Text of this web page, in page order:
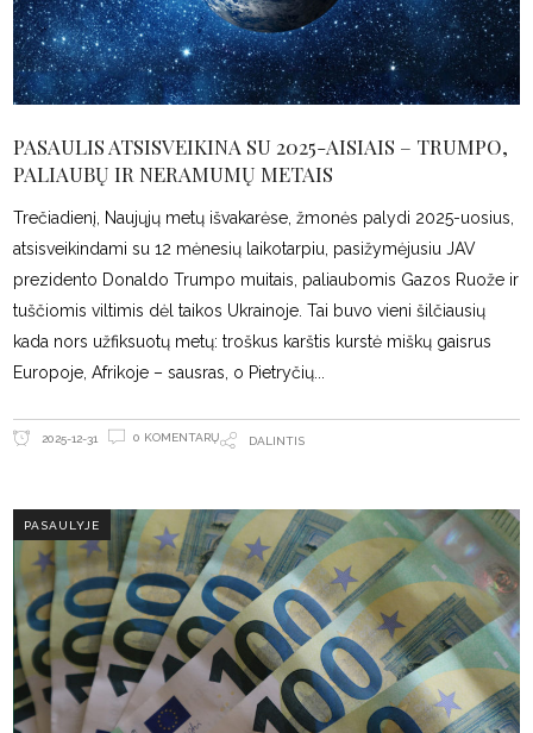
PASAULIS ATSISVEIKINA SU 2025-AISIAIS – TRUMPO,
PALIAUBŲ IR NERAMUMŲ METAIS
Trečiadienį, Naujųjų metų išvakarėse, žmonės palydi 2025-uosius,
atsisveikindami su 12 mėnesių laikotarpiu, pasižymėjusiu JAV
prezidento Donaldo Trumpo muitais, paliaubomis Gazos Ruože ir
tuščiomis viltimis dėl taikos Ukrainoje. Tai buvo vieni šilčiausių
kada nors užfiksuotų metų: troškus karštis kurstė miškų gaisrus
Europoje, Afrikoje – sausras, o Pietryčių
2025-12-31 0 KOMENTARŲ DALINTIS
PASAULYJE